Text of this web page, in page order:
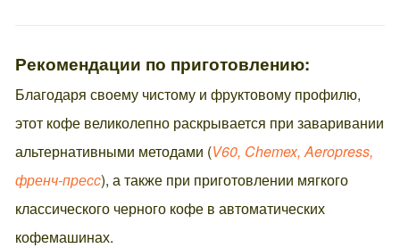
Рекомендации по приготовлению:
Благодаря своему чистому и фруктовому профилю,
этот кофе великолепно раскрывается при заваривании
альтернативными методами (V60, Chemex, Aeropress,
френч-пресс), а также при приготовлении мягкого
классического черного кофе в автоматических
кофемашинах.